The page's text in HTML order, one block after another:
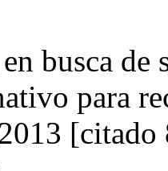
busca de
para